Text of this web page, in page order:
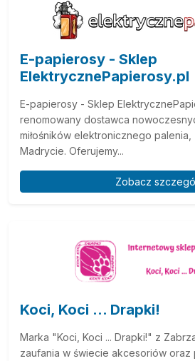
E-papierosy - Sklep
ElektrycznePapierosy.pl
E-papierosy - Sklep
renomowany dostawca
miłośników elektronicznego
Madrycie. Oferujemy...
Zobacz
Koci, Koci ... Drapki!
Marka "Koci, Koci ... Drapki!" z
zaufania w świecie akcesoriów oraz